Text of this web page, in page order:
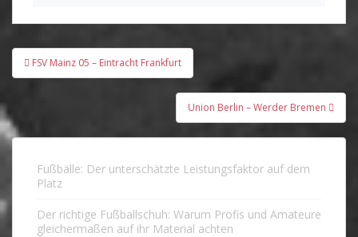
Beitragsnavigation
FSV Mainz 05 – Eintracht Frankfurt
Union Berlin – Werder Bremen
Fußbälle: Der unterschätzte Leistungsfaktor auf dem
Platz
Der richtige Fußballschuh: Warum Profis und Amateure
gleichermaßen auf ihr Material achten